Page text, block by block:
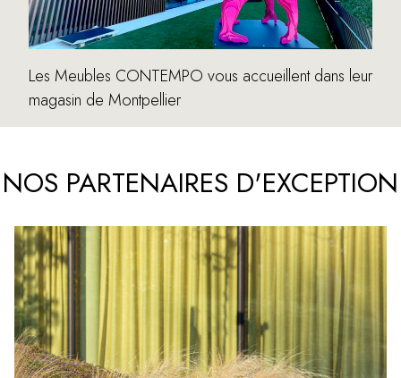
Les Meubles CONTEMPO vous accueillent dans leur
magasin de Montpellier
NOS PARTENAIRES D'EXCEPTION